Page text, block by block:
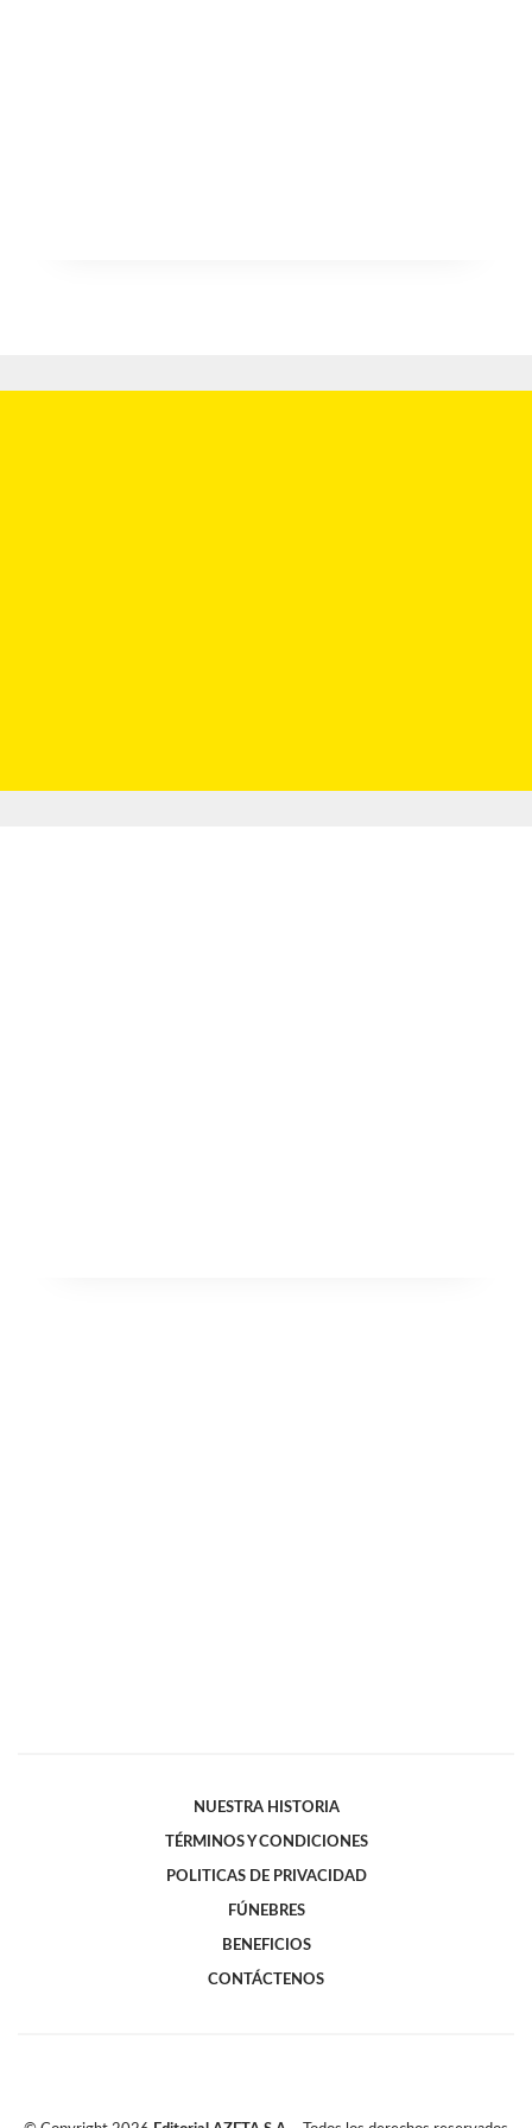
NUESTRA HISTORIA
TÉRMINOS Y CONDICIONES
POLITICAS DE PRIVACIDAD
FÚNEBRES
BENEFICIOS
CONTÁCTENOS